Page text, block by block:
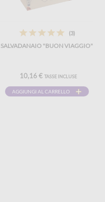
(3)
SALVADANAIO "BUON VIAGGIO"
10,16 € TASSE INCLUSE
AGGIUNGI AL CARRELLO